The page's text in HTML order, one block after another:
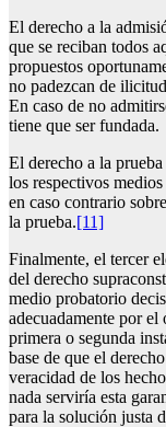
El derecho a la
que se reciban todos
propuestos
no padezcan de
En caso de no
tiene que ser fundada.
El derecho a la
los respectivos
en caso contrario
la prueba.[11]
Finalmente, el tercer
del derecho
medio probatorio
adecuadamente por
primera o segunda
base de que el
veracidad de los
nada serviría esta
para la solución justa